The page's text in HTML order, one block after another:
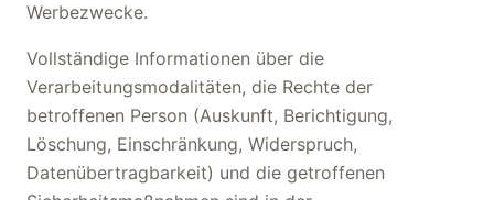
Werbezwecke.
Vollständige Informationen über die
Verarbeitungsmodalitäten, die Rechte der
betroffenen Person (Auskunft, Berichtigung,
Löschung, Einschränkung, Widerspruch,
Datenübertragbarkeit) und die getroffenen